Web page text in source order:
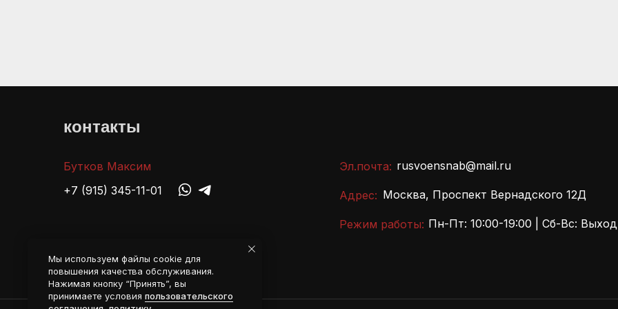
Мы используем файлы cookie для
повышения качества обслуживания.
Нажимая кнопку “Принять”, вы
принимаете условия пользовательского
контакты
Бутков Максим Эл.почта:
Адрес:
Режим работы:
rusvoensnab@mail.ru
Москва, Проспект Вернадского 12Д
Пн-Пт: 10:00-19:00 | Сб-Вс:
+7 (915) 345-11-01